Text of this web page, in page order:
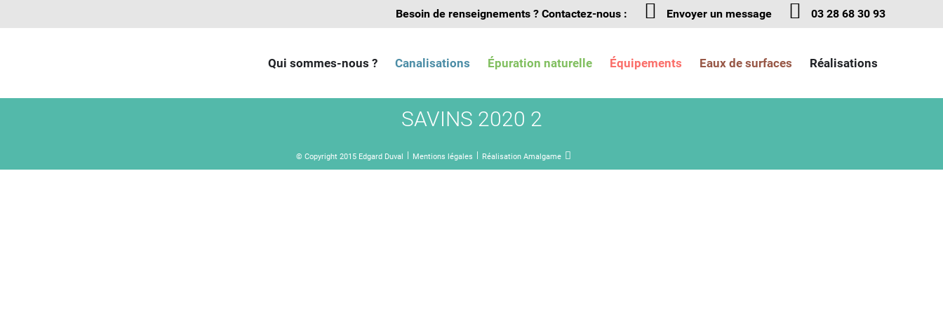
Besoin de renseignements ? Contactez-nous : Envoyer un message 03 28 68 30 93
Qui sommes-nous ? Canalisations Épuration naturelle Équipements Eaux de surfaces Réalisations
SAVINS 2020 2
© Copyright 2015 Edgard Duval Mentions légales Réalisation Amalgame